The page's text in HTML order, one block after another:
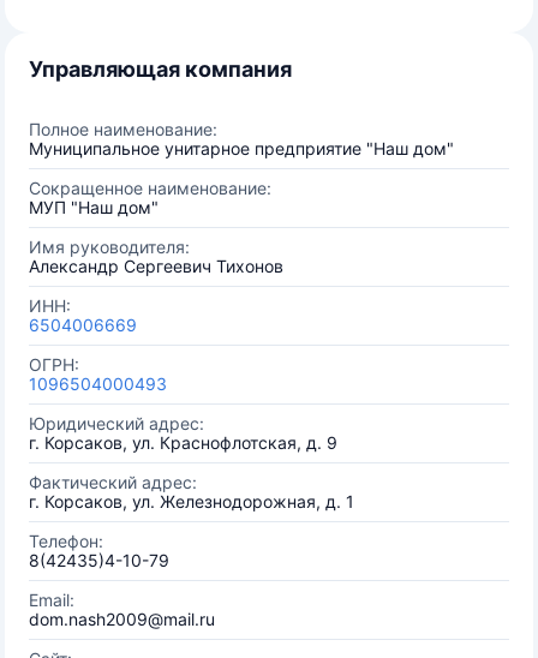
Управляющая компания
Полное наименование:
Муниципальное унитарное предприятие "Наш дом"
Сокращенное наименование:
МУП "Наш дом"
Имя руководителя:
Александр Сергеевич Тихонов
ИНН:
6504006669
ОГРН:
1096504000493
Юридический адрес:
г. Корсаков, ул. Краснофлотская, д. 9
Фактический адрес:
г. Корсаков, ул. Железнодорожная, д. 1
Телефон:
8(42435)4-10-79
Email:
dom.nash2009@mail.ru